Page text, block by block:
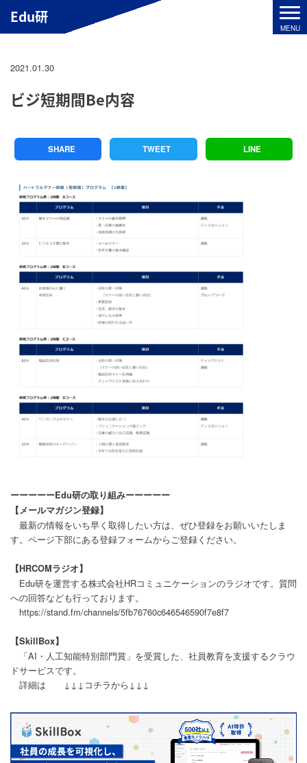
Edu研
2021.01.30
ビジ短期間Be内容
SHARE TWEET LINE
ーーーーーEdu研の取り組みーーーーー
【メールマガジン登録】
最新の情報をいち早く取得したい方は、ぜひ登録をお願いいたしま
す。ページ下部にある登録フォームからご登録ください。
【HRCOMラジオ】
Edu研を運営する株式会社HRコミュニケーションのラジオです。質問
への回答なども行っております。
https://stand.fm/channels/5fb76760c646546590f7e8f7
【SkillBox】
「AI・人工知能特別部門賞」を受賞した、社員教育を支援するクラウ
ドサービスです。
詳細は ↓↓↓コチラから↓↓↓